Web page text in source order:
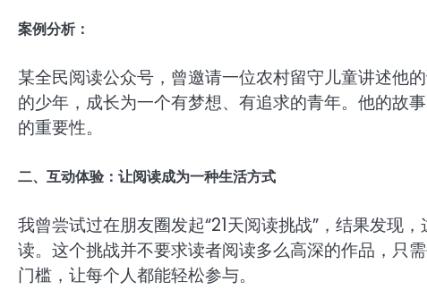
案例分析：
某全民阅读公众号，曾邀请一位农村留守儿童讲述他
的少年，成长为一个有梦想、有追求的青年。他的故
的重要性。
二、互动体验：让阅读成为一种生活方式
我曾尝试过在朋友圈发起“21天阅读挑战”，结果发现
读。这个挑战并不要求读者阅读多么高深的作品，只
门槛，让每个人都能轻松参与。